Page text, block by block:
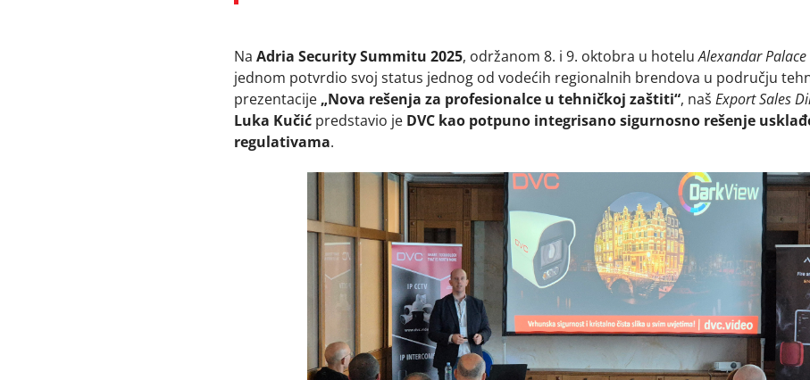
Na Adria Security Summitu 2025, održanom 8. i 9. oktobra u hoteluAlexandar Palace
jednom potvrdio svoj status jednog od vodećih regionalnih brendova u području
prezentacije „Nova rešenja za profesionalce u tehničkoj zaštiti“, naš Export Sales
Luka Kučić predstavio je DVC kao potpuno integrisano sigurnosno rešenje
regulativama.